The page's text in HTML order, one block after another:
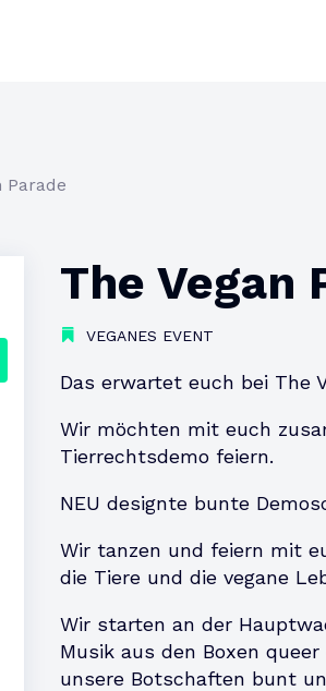
Parade
The Vegan
VEGANES EVENT
Das erwartet euch bei The
Wir möchten mit euch
Tierrechtsdemo feiern.
NEU designte bunte
Wir tanzen und feiern mit
die Tiere und die vegane
Wir starten an der
Musik aus den Boxen
unsere Botschaften bunt